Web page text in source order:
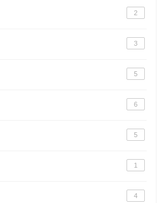
2
3
5
6
5
1
4